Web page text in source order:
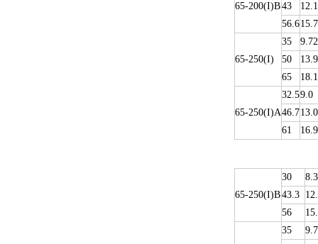
65-200(I)B43
12.1
56.615.7
65-250(I)
35
9.72
50
13.9
65
18.1
65-250(I)A
32.59.0
46.713.0
61
16.9
65-250(I)B
30
8.3
43.3
56
35